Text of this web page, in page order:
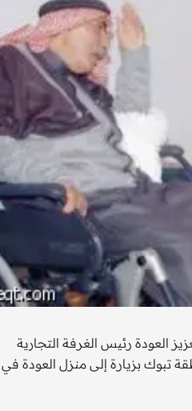
العودة رئيس الغرفة التجارية
بزيارة إلى منزل العودة في